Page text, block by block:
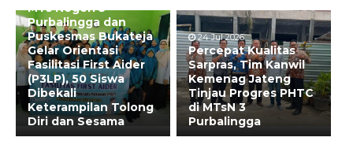
MTs Negeri 3
Purbalingga dan
Puskesmas Bukateja
Gelar Orientasi
Fasilitasi First Aider
(P3LP), 50 Siswa
Dibekali
Keterampilan Tolong
Diri dan Sesama
24 Jul 2026
Percepat Kualitas
Sarpras, Tim Kanwil
Kemenag Jateng
Tinjau Progres PHTC
di MTsN 3
Purbalingga